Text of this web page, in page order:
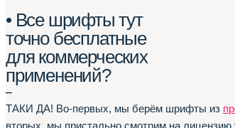
• Все шрифты тут
точно бесплатные
для коммерческих
применений?
–
ТАКИ ДА! Во-первых, мы берём шрифты из
вторых, мы пристально смотрим на лицензию